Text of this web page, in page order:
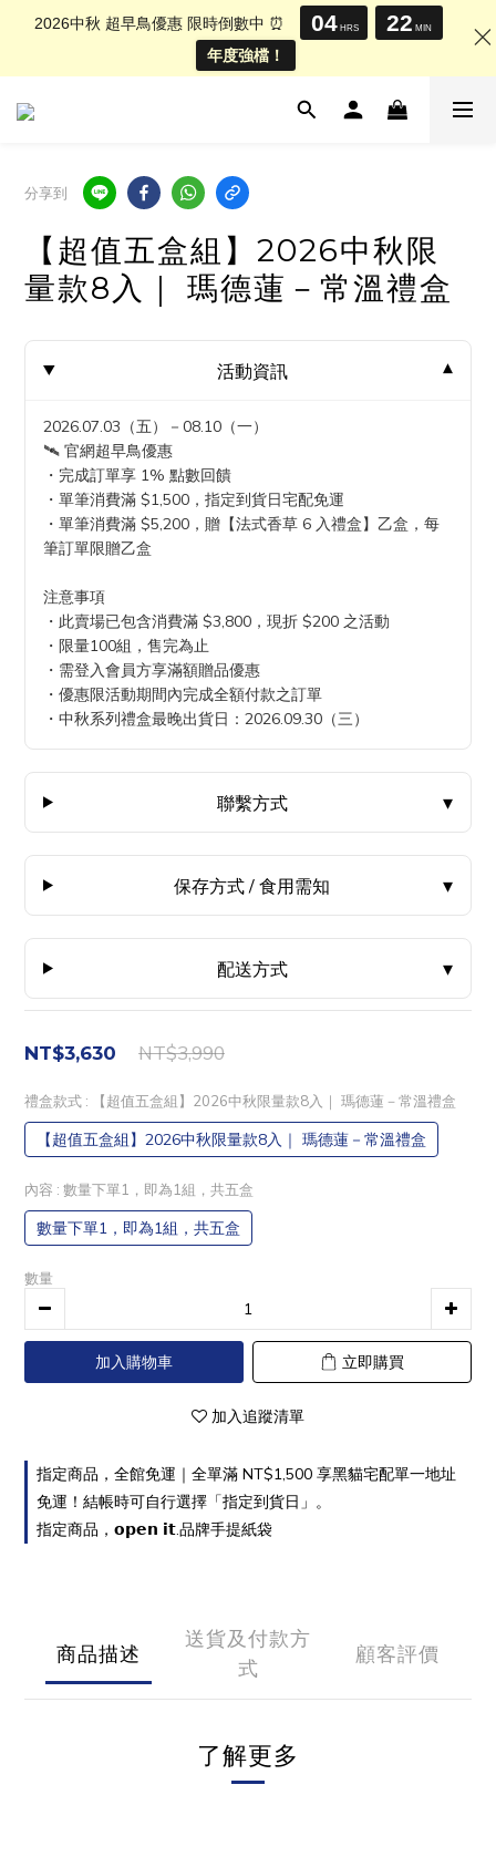
分享到
【超值五盒組】2026中秋限
量款8入｜ 瑪德蓮－常溫禮盒
活動資訊
2026.07.03（五）－08.10（一）
🛰️ 官網超早鳥優惠
・完成訂單享 1% 點數回饋
・單筆消費滿 $1,500，指定到貨日宅配免運
・單筆消費滿 $5,200，贈【法式香草 6 入禮盒】乙盒，每
筆訂單限贈乙盒
注意事項
・此賣場已包含消費滿 $3,800，現折 $200 之活動
・限量100組，售完為止
・需登入會員方享滿額贈品優惠
・優惠限活動期間內完成全額付款之訂單
・中秋系列禮盒最晚出貨日：2026.09.30（三）
聯繫方式
保存方式 / 食用需知
配送方式
指定商品，全館免運｜全單滿 NT$1,500 享黑貓宅配單一地址
免運！結帳時可自行選擇「指定到貨日」。
指定商品，𝗼𝗽𝗲𝗻 𝗶𝘁.品牌手提紙袋
NT$3,990
NT$3,630
禮盒款式 : 【超值五盒組】2026中秋限量款8入｜ 瑪德蓮－常溫禮盒
【超值五盒組】2026中秋限量款8入｜ 瑪德蓮－常溫禮盒
內容 : 數量下單1，即為1組，共五盒
數量下單1，即為1組，共五盒
數量
加入購物車 立即購買
加入追蹤清單
商品描述
送貨及付款方
式
顧客評價
了解更多
2026中秋 超早鳥優惠 限時倒數中 ⏰ 04 HRS 22 MIN
年度強檔！